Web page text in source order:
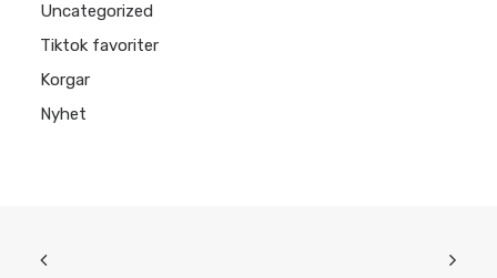
Uncategorized
Tiktok favoriter
Korgar
Nyhet